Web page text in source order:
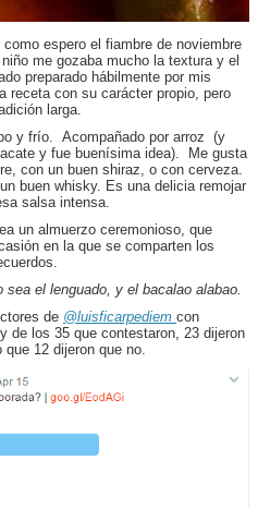
espero el fiambre de noviembre
me gozaba mucho la textura y el
preparado hábilmente por mis
receta con su carácter propio, pero
larga.
y frío. Acompañado por arroz (y
y fue buenísima idea). Me gusta
con un buen shiraz, o con cerveza.
buen whisky. Es una delicia remojar
salsa intensa.
un almuerzo ceremonioso, que
en la que se comparten los
sea el lenguado, y el bacalao alabao.
de @luisficarpediem con
de los 35 que contestaron, 23 dijeron
12 dijeron que no.